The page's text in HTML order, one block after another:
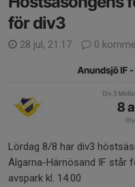
för div3
28 jul, 21:17 0
Lördag 8/8 har div3
Älgarna-Härnösand IF står
avspark kl. 14.00